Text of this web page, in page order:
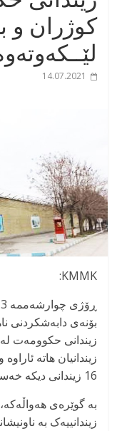
کوژران و
14.07.2021
KMMK:
بۆنەی دابەشکردنی
زیندانی حکوومەت لە
زیندانیان هاتە
16 زیندانی دیکە خەساریان پێگەیشت و برینداربوون.
بە گوێرەی هەواڵەکە،
زیندانییەک بە